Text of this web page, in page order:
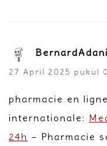
BernardAdani
27 April 2025 pukul
pharmacie en
internationale:
24h – Pharmacie